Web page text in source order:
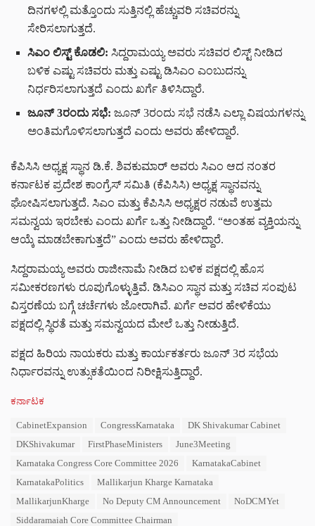
ದಿನಗಳಲ್ಲಿ ಮತ್ತೊಂದು ಸುತ್ತಿನಲ್ಲಿ ಹೆಚ್ಚುವರಿ ಸಚಿವರನ್ನು
ಸೇರಿಸಲಾಗುತ್ತದೆ.
ಸಿಎಂ ಲಿಸ್ಟ್ ಕೊಡಲಿ: ಸಿದ್ದರಾಮಯ್ಯ ಅವರು ಸಚಿವರ ಲಿಸ್ಟ್ ನೀಡಿದ
ಬಳಿಕ ಎಷ್ಟು ಸಚಿವರು ಮತ್ತು ಎಷ್ಟು ಡಿಸಿಎಂ ಎಂಬುದನ್ನು
ನಿರ್ಧರಿಸಲಾಗುತ್ತದೆ ಎಂದು ಖರ್ಗೆ ತಿಳಿಸಿದ್ದಾರೆ.
ಜೂನ್ 3ರಂದು ಸಭೆ: ಜೂನ್ 3ರಂದು ಸಭೆ ನಡೆಸಿ ಎಲ್ಲಾ ವಿಷಯಗಳನ್ನು
ಅಂತಿಮಗೊಳಿಸಲಾಗುತ್ತದೆ ಎಂದು ಅವರು ಹೇಳಿದ್ದಾರೆ.
ಕೆಪಿಸಿಸಿ ಅಧ್ಯಕ್ಷ ಸ್ಥಾನ ಡಿ.ಕೆ. ಶಿವಕುಮಾರ್ ಅವರು ಸಿಎಂ ಆದ ನಂತರ
ಕರ್ನಾಟಕ ಪ್ರದೇಶ ಕಾಂಗ್ರೆಸ್ ಸಮಿತಿ (ಕೆಪಿಸಿಸಿ) ಅಧ್ಯಕ್ಷ ಸ್ಥಾನವನ್ನು
ಘೋಷಿಸಲಾಗುತ್ತದೆ. ಸಿಎಂ ಮತ್ತು ಕೆಪಿಸಿಸಿ ಅಧ್ಯಕ್ಷರ ನಡುವೆ ಉತ್ತಮ
ಸಮನ್ವಯ ಇರಬೇಕು ಎಂದು ಖರ್ಗೆ ಒತ್ತು ನೀಡಿದ್ದಾರೆ. “ಅಂತಹ ವ್ಯಕ್ತಿಯನ್ನು
ಆಯ್ಕೆ ಮಾಡಬೇಕಾಗುತ್ತದೆ” ಎಂದು ಅವರು ಹೇಳಿದ್ದಾರೆ.
ಸಿದ್ದರಾಮಯ್ಯ ಅವರು ರಾಜೀನಾಮೆ ನೀಡಿದ ಬಳಿಕ ಪಕ್ಷದಲ್ಲಿ ಹೊಸ
ಸಮೀಕರಣಗಳು ರೂಪುಗೊಳ್ಳುತ್ತಿವೆ. ಡಿಸಿಎಂ ಸ್ಥಾನ ಮತ್ತು ಸಚಿವ ಸಂಪುಟ
ವಿಸ್ತರಣೆಯ ಬಗ್ಗೆ ಚರ್ಚೆಗಳು ಜೋರಾಗಿವೆ. ಖರ್ಗೆ ಅವರ ಹೇಳಿಕೆಯು
ಪಕ್ಷದಲ್ಲಿ ಸ್ಥಿರತೆ ಮತ್ತು ಸಮನ್ವಯದ ಮೇಲೆ ಒತ್ತು ನೀಡುತ್ತಿದೆ.
ಪಕ್ಷದ ಹಿರಿಯ ನಾಯಕರು ಮತ್ತು ಕಾರ್ಯಕರ್ತರು ಜೂನ್ 3ರ ಸಭೆಯ
ನಿರ್ಧಾರವನ್ನು ಉತ್ಸುಕತೆಯಿಂದ ನಿರೀಕ್ಷಿಸುತ್ತಿದ್ದಾರೆ.
C
ಕರ್ನಾಟಕ
CabinetExpansion CongressKarnataka
DK Shivakumar Cabinet
DKShivakumar
FirstPhaseMinisters
June3Meeting
Karnataka Congress Core Committee 2026
KarnatakaCabinet
KarnatakaPolitics
Mallikarjun Kharge Karnataka
MallikarjunKharge
No Deputy CM Announcement
NoDCMYet
Siddaramaiah Core Committee Chairman